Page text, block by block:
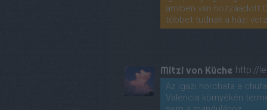
amiben van hozzáadott
többet tudnak a házi
Mitzi von Küche http://
Az igazi horchata a
Valencia környékén